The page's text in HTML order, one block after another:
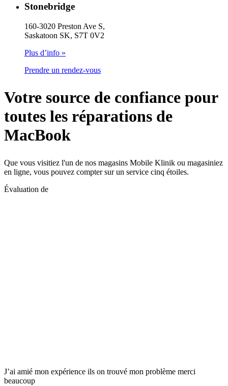
Stonebridge
160-3020 Preston Ave S,
Saskatoon SK, S7T 0V2
Plus d’info »
Prendre un rendez-vous
Votre source de confiance pour
toutes les réparations de
MacBook
Que vous visitiez l'un de nos magasins Mobile Klinik ou magasiniez
en ligne, vous pouvez compter sur un service cinq étoiles.
Évaluation de
J’ai amié mon expérience ils on trouvé mon problème merci
beaucoup